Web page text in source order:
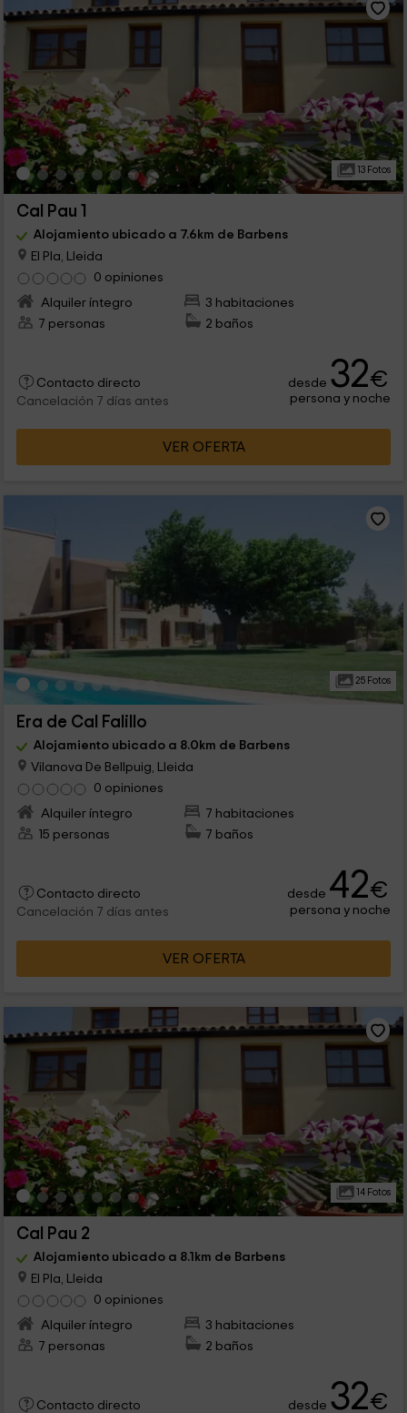
13 Fotos
Cal Pau 1
Alojamiento ubicado a 7.6km de Barbens
El Pla, Lleida
0 opiniones
Alquiler íntegro
3 habitaciones
7 personas
2 baños
Contacto directo
Cancelación 7 días antes
desde 32€
persona y noche
VER OFERTA
25 Fotos
Era de Cal Falillo
Alojamiento ubicado a 8.0km de Barbens
Vilanova De Bellpuig, Lleida
0 opiniones
Alquiler íntegro
7 habitaciones
15 personas
7 baños
Contacto directo
Cancelación 7 días antes
desde 42€
persona y noche
VER OFERTA
14 Fotos
Cal Pau 2
Alojamiento ubicado a 8.1km de Barbens
El Pla, Lleida
0 opiniones
Alquiler íntegro
3 habitaciones
7 personas
2 baños
Contacto directo desde 32€